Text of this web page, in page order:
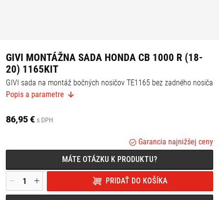
GIVI MONTÁŽNA SADA HONDA CB 1000 R (18-
20) 1165KIT
GIVI sada na montáž bočných nosičov TE1165 bez zadného nosiča
1165FZ
Honda CB 1000 R (18-20)
Popis a parametre
86,95 € s DPH
Garancia najnižšej ceny
MÁTE OTÁZKU K PRODUKTU?
PRIDAŤ DO KOŠÍKA